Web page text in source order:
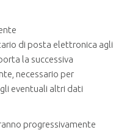
di posta elettronica agli
la successiva
necessario per
eventuali altri dati
progressivamente